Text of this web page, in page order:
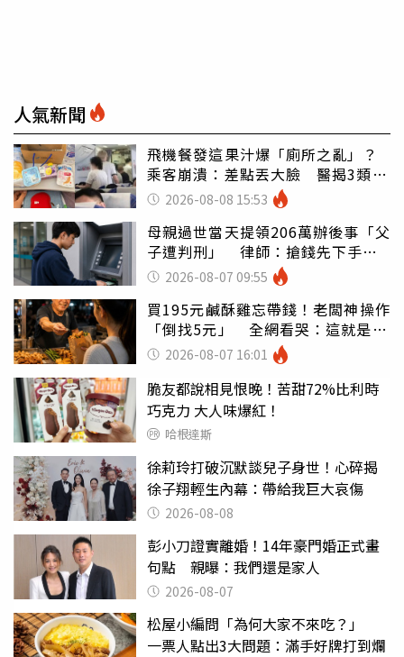
人氣新聞
飛機餐發這果汁爆「廁所之亂」？
乘客崩潰：差點丟大臉 醫揭3類人
別亂喝
2026-08-08 15:53
母親過世當天提領206萬辦後事「父
子遭判刑」 律師：搶錢先下手是
罪 2026-08-07 09:55
買195元鹹酥雞忘帶錢！老闆神操作
「倒找5元」 全網看哭：這就是台
灣 2026-08-07 16:01
脆友都說相見恨晚！苦甜72%比利時
巧克力 大人味爆紅！
哈根達斯
徐莉玲打破沉默談兒子身世！心碎揭
徐子翔輕生內幕：帶給我巨大哀傷
2026-08-08
彭小刀證實離婚！14年豪門婚正式畫
句點 親曝：我們還是家人
2026-08-07
松屋小編問「為何大家不來吃？」
一票人點出3大問題：滿手好牌打到爛